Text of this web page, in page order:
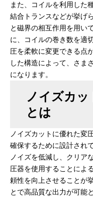
また、コイルを利用した
結合トランスなどが挙げ
と磁界の相互作用を用い
に、コイルの巻き数を適
圧を柔軟に変更できる点
した構造によって、さま
になります。
ノイズカ
とは
ノイズカットに優れた変
確保するために設計され
ノイズを低減し、クリア
圧器を使用することによ
頼性を向上させることが
とで高品質な出力が可能